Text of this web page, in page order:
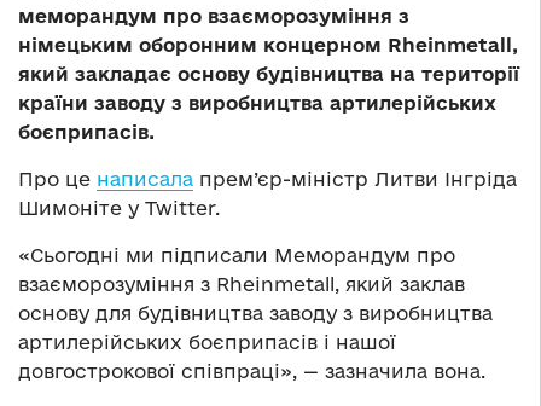
меморандум про взаєморозуміння з
німецьким оборонним концерном Rheinmetall,
який закладає основу будівництва на території
країни заводу з виробництва артилерійських
боєприпасів.
Про це написала прем’єр-міністр Литви Інгріда
Шимоніте у Twitter.
«Сьогодні ми підписали Меморандум про
взаєморозуміння з Rheinmetall, який заклав
основу для будівництва заводу з виробництва
артилерійських боєприпасів і нашої
довгострокової співпраці», — зазначила вона.